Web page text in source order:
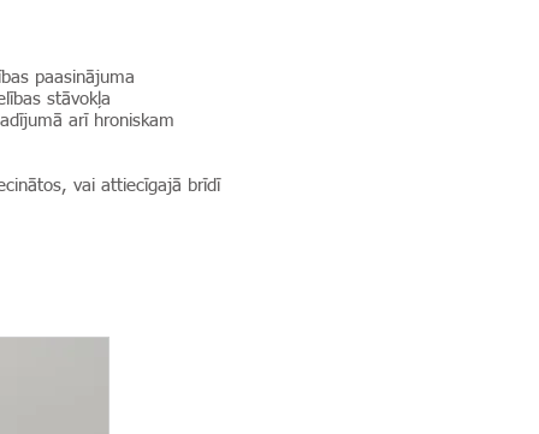
paasinājuma
stāvokļa
arī hroniskam
vai attiecīgajā brīdī